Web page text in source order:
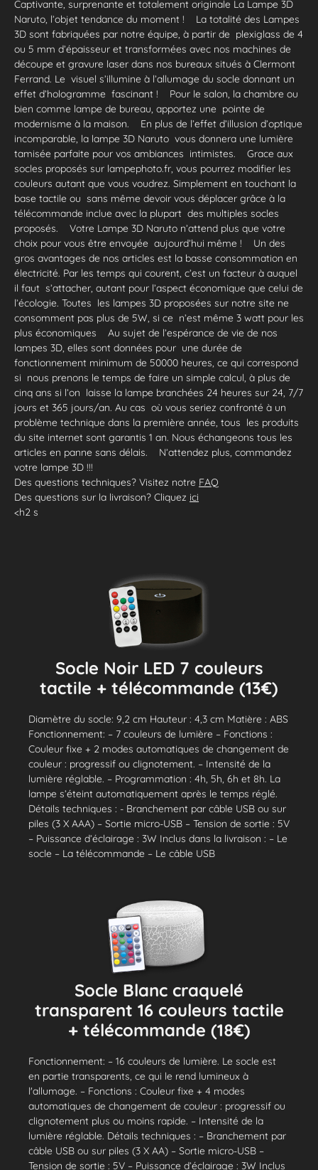
Captivante, surprenante et totalement originale La Lampe 3D
Naruto, l’objet tendance du moment ! La totalité des Lampes
3D sont fabriquées par notre équipe, à partir de plexiglass de 4
ou 5 mm d’épaisseur et transformées avec nos machines de
découpe et gravure laser dans nos bureaux situés à Clermont
Ferrand. Le visuel s’illumine à l’allumage du socle donnant un
effet d’hologramme fascinant ! Pour le salon, la chambre ou
bien comme lampe de bureau, apportez une pointe de
modernisme à la maison. En plus de l’effet d’illusion d’optique
incomparable, la lampe 3D Naruto vous donnera une lumière
tamisée parfaite pour vos ambiances intimistes. Grace aux
socles proposés sur lampephoto.fr, vous pourrez modifier les
couleurs autant que vous voudrez. Simplement en touchant la
base tactile ou sans même devoir vous déplacer grâce à la
télécommande inclue avec la plupart des multiples socles
proposés. Votre Lampe 3D Naruto n’attend plus que votre
choix pour vous être envoyée aujourd’hui même ! Un des
gros avantages de nos articles est la basse consommation en
électricité. Par les temps qui courent, c’est un facteur à auquel
il faut s’attacher, autant pour l’aspect économique que celui de
l’écologie. Toutes les lampes 3D proposées sur notre site ne
consomment pas plus de 5W, si ce n’est même 3 watt pour les
plus économiques Au sujet de l’espérance de vie de nos
lampes 3D, elles sont données pour une durée de
fonctionnement minimum de 50000 heures, ce qui correspond
si nous prenons le temps de faire un simple calcul, à plus de
cinq ans si l’on laisse la lampe branchées 24 heures sur 24, 7/7
jours et 365 jours/an. Au cas où vous seriez confronté à un
problème technique dans la première année, tous les produits
du site internet sont garantis 1 an. Nous échangeons tous les
articles en panne sans délais. N’attendez plus, commandez
votre lampe 3D !!!
Des questions techniques? Visitez notre FAQ
Des questions sur la livraison? Cliquez ici
<h2 s
Socle Noir LED 7 couleurs
tactile + télécommande (13€)
Diamètre du socle: 9,2 cm Hauteur : 4,3 cm Matière : ABS
Fonctionnement: – 7 couleurs de lumière – Fonctions :
Couleur fixe + 2 modes automatiques de changement de
couleur : progressif ou clignotement. – Intensité de la
lumière réglable. – Programmation : 4h, 5h, 6h et 8h. La
lampe s’éteint automatiquement après le temps réglé.
Détails techniques : - Branchement par câble USB ou sur
piles (3 X AAA) – Sortie micro-USB – Tension de sortie : 5V
– Puissance d’éclairage : 3W Inclus dans la livraison : – Le
socle – La télécommande – Le câble USB
Socle Blanc craquelé
transparent 16 couleurs tactile
+ télécommande (18€)
Fonctionnement: – 16 couleurs de lumière. Le socle est
en partie transparents, ce qui le rend lumineux à
l'allumage. – Fonctions : Couleur fixe + 4 modes
automatiques de changement de couleur : progressif ou
clignotement plus ou moins rapide. – Intensité de la
lumière réglable. Détails techniques : – Branchement par
câble USB ou sur piles (3 X AA) – Sortie micro-USB –
Tension de sortie : 5V – Puissance d’éclairage : 3W Inclus